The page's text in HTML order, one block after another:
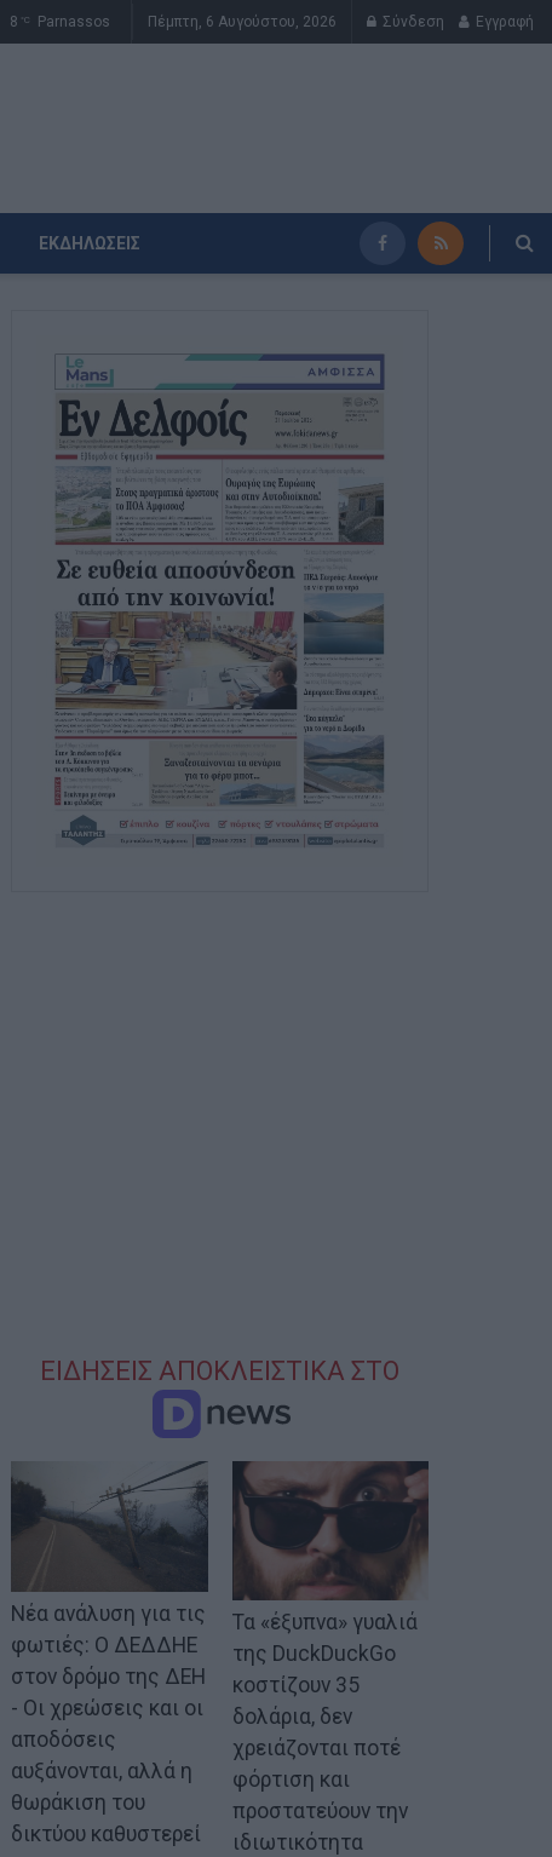
8 °C Parnassos Πέμπτη, 6 Αυγούστου, 2026 Σύνδεση Εγγραφή
ΕΚΔΗΛΏΣΕΙΣ
ΕΙΔΗΣΕΙΣ ΑΠΟΚΛΕΙΣΤΙΚΑ ΣΤΟ
Νέα ανάλυση για τις
φωτιές: Ο ΔΕΔΔΗΕ
στον δρόμο της ΔΕΗ
- Οι χρεώσεις και οι
αποδόσεις
αυξάνονται, αλλά η
θωράκιση του
δικτύου καθυστερεί
Τα «έξυπνα» γυαλιά
της DuckDuckGo
κοστίζουν 35
δολάρια, δεν
χρειάζονται ποτέ
φόρτιση και
προστατεύουν την
ιδιωτικότητα